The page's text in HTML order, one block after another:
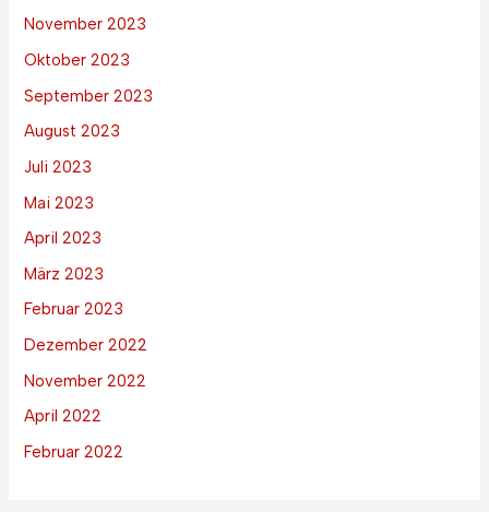
November 2023
Oktober 2023
September 2023
August 2023
Juli 2023
Mai 2023
April 2023
März 2023
Februar 2023
Dezember 2022
November 2022
April 2022
Februar 2022